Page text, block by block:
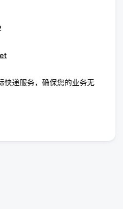
快递服务，确保您的业务无